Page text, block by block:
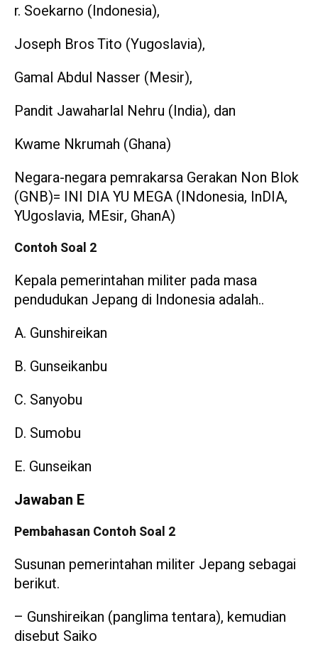
r. Soekarno (Indonesia),
Joseph Bros Tito (Yugoslavia),
Gamal Abdul Nasser (Mesir),
Pandit Jawaharlal Nehru (India), dan
Kwame Nkrumah (Ghana)
Negara-negara pemrakarsa Gerakan Non Blok
(GNB)= INI DIA YU MEGA (INdonesia, InDIA,
YUgoslavia, MEsir, GhanA)
Contoh Soal 2
Kepala pemerintahan militer pada masa
pendudukan Jepang di Indonesia adalah..
A. Gunshireikan
B. Gunseikanbu
C. Sanyobu
D. Sumobu
E. Gunseikan
Jawaban E
Pembahasan Contoh Soal 2
Susunan pemerintahan militer Jepang sebagai
berikut.
– Gunshireikan (panglima tentara), kemudian
disebut Saiko